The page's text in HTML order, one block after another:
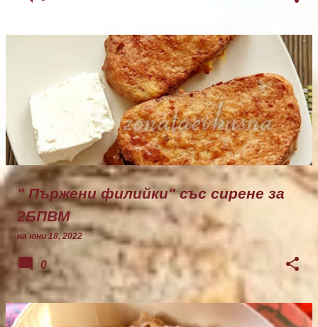
" Пържени филийки" със сирене за
2БПВМ
на юни 18, 2022
0